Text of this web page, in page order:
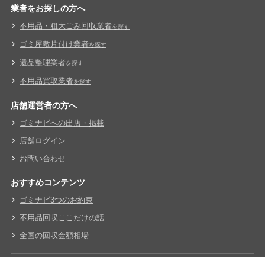
業者をお探しの方へ
不用品・粗大ごみ回収業者を探す
ゴミ屋敷片付け業者を探す
遺品整理業者を探す
不用品買取業者を探す
店舗運営者の方へ
ゴミナビへの出店・掲載
店舗ログイン
お問い合わせ
おすすめコンテンツ
ゴミナビ3つのお約束
不用品回収ここだけの話
全国の回収金額相場